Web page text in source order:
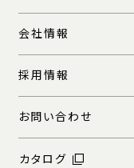
会社情報
採用情報
お問い合わせ
カタログ